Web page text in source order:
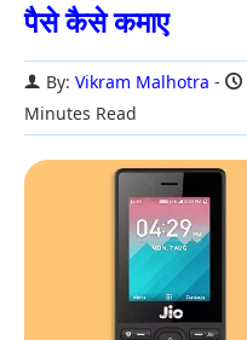
पैसे कैसे कमाए
By: Vikram Malhotra
Minutes Read